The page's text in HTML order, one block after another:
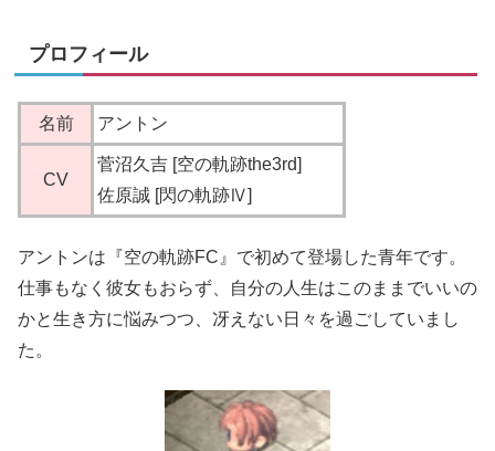
プロフィール
名前 アントン
CV
菅沼久吉 [空の軌跡the3rd]
佐原誠 [閃の軌跡Ⅳ]
アントンは『空の軌跡FC』で初めて登場した青年です。
仕事もなく彼女もおらず、自分の人生はこのままでいいの
かと生き方に悩みつつ、冴えない日々を過ごしていまし
た。